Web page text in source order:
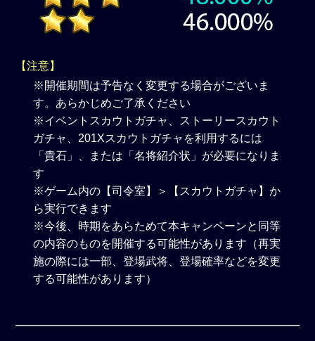
【注意】
※開催期間は予告なく変更する場合がございま
す。あらかじめご了承ください
※イベントスカウトガチャ、ストーリースカウト
ガチャ、201Xスカウトガチャを利用するには
「貴石」、または「名将紹介状」が必要になりま
す
※ゲーム内の【司令室】＞【スカウトガチャ】か
ら実行できます
※今後、時期をあらためて本キャンペーンと同等
の内容のものを開催する可能性があります（再実
施の際には一部、登場武将、登場確率などを変更
する可能性があります）